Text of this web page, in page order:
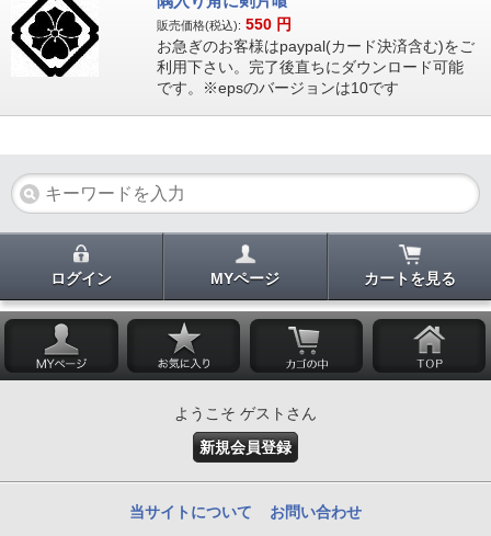
販売価格(税込): 550 円
お急ぎのお客様はpaypal(カード決済含む)をご
利用下さい。完了後直ちにダウンロード可能
です。※epsのバージョンは10です
ログイン MYページ カートを見る
ようこそ ゲストさん
新規会員登録
当サイトについて お問い合わせ